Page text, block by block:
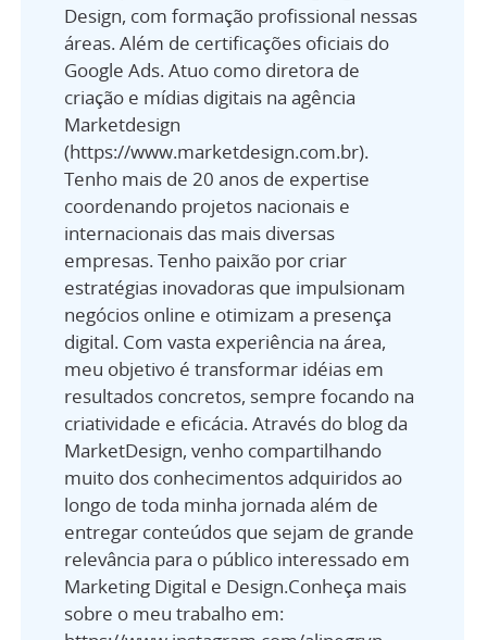
Design, com formação profissional nessas
áreas. Além de certificações oficiais do
Google Ads. Atuo como diretora de
criação e mídias digitais na agência
Marketdesign
(https://www.marketdesign.com.br).
Tenho mais de 20 anos de expertise
coordenando projetos nacionais e
internacionais das mais diversas
empresas. Tenho paixão por criar
estratégias inovadoras que impulsionam
negócios online e otimizam a presença
digital. Com vasta experiência na área,
meu objetivo é transformar idéias em
resultados concretos, sempre focando na
criatividade e eficácia. Através do blog da
MarketDesign, venho compartilhando
muito dos conhecimentos adquiridos ao
longo de toda minha jornada além de
entregar conteúdos que sejam de grande
relevância para o público interessado em
Marketing Digital e Design.Conheça mais
sobre o meu trabalho em: